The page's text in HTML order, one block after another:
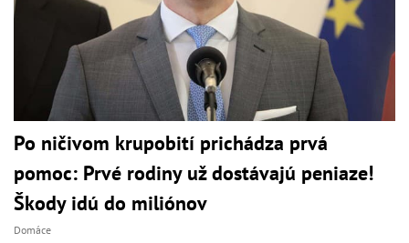
Po ničivom krupobití prichádza prvá
pomoc: Prvé rodiny už dostávajú peniaze!
Škody idú do miliónov
Domáce